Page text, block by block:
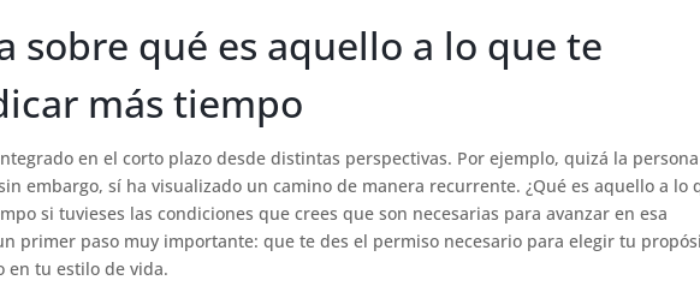
sobre qué es aquello a lo que te
más tiempo
en el corto plazo desde distintas perspectivas. Por ejemplo, quizá la
embargo, sí ha visualizado un camino de manera recurrente. ¿Qué es aquello a lo
si tuvieses las condiciones que crees que son necesarias para avanzar en esa
primer paso muy importante: que te des el permiso necesario para elegir tu
en tu estilo de vida.